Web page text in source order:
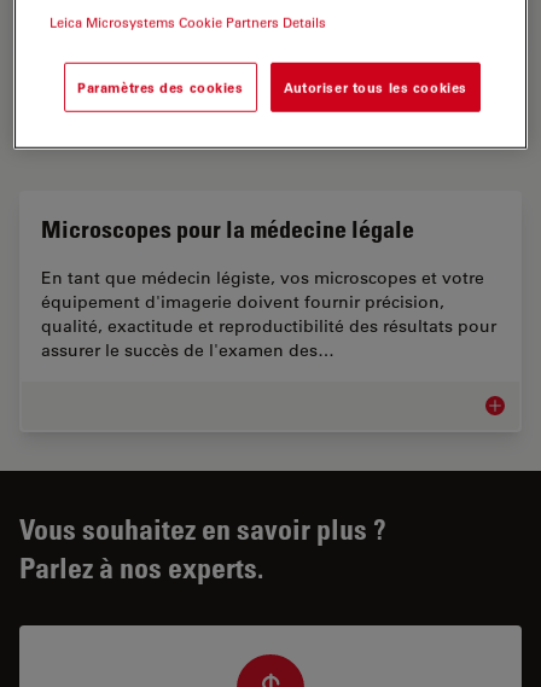
Microscopes pour la médecine légale
En tant que médecin légiste, vos microscopes et votre
équipement d'imagerie doivent fournir précision,
qualité, exactitude et reproductibilité des résultats pour
assurer le succès de l'examen des…
Vous souhaitez en savoir plus ?
Parlez à nos experts.
Leica Microsystems Cookie Partners Details
Paramètres des cookies Autoriser tous les cookies